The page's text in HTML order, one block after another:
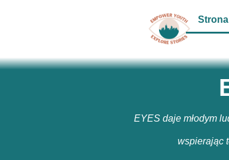
Strona
EYES daje młodym
wspierając